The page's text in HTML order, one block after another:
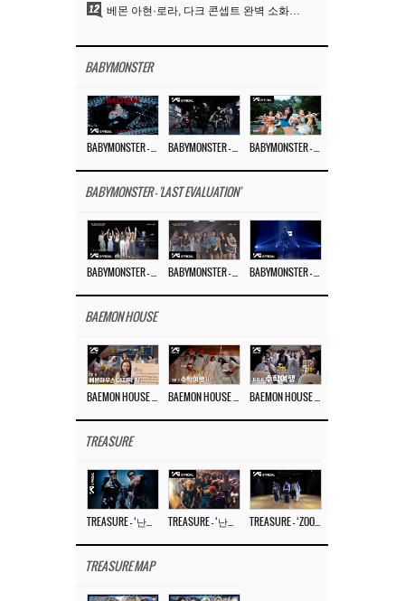
12 베몬 아현·로라, 다크 콘셉트 완벽 소화…’문’ 비주얼 포토 공개
BABYMONSTER
BABYMONSTER - 'LAST EVALUATION'
BAEMON HOUSE
TREASURE
TREASURE MAP